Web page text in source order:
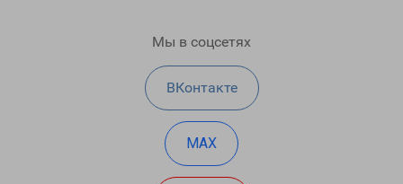
Мы в соцсетях
ВКонтакте
MAX